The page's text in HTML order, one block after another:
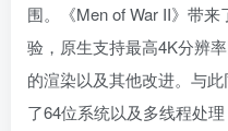
围。《Men of War II》带
验，原生支持最高4K分辨
的渲染以及其他改进。与
了64位系统以及多线程处